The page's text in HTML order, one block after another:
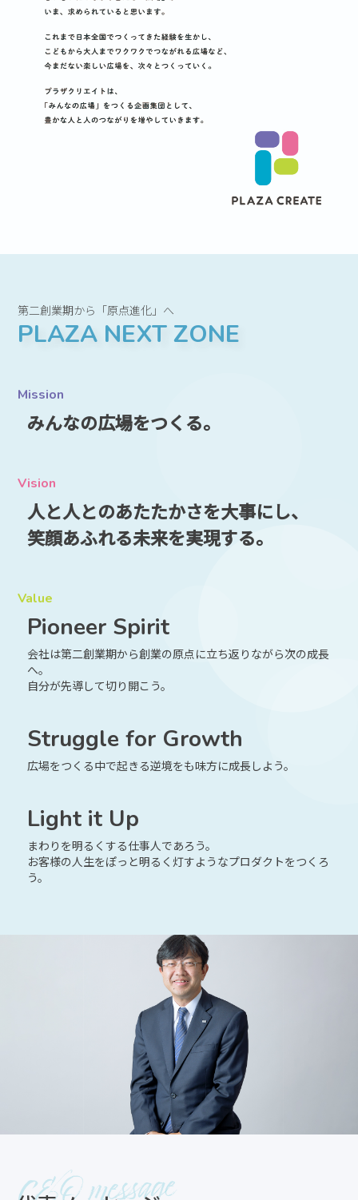
第二創業期から「原点進化」へ
PLAZA NEXT ZONE
Mission
みんなの広場をつくる。
Vision
人と人とのあたたかさを大事にし、
笑顔あふれる未来を実現する。
Value
Pioneer Spirit
会社は第二創業期から創業の原点に立ち返りながら次の成長
へ。
自分が先導して切り開こう。
Struggle for Growth
広場をつくる中で起きる逆境をも味方に成長しよう。
Light it Up
まわりを明るくする仕事人であろう。
お客様の人生をぽっと明るく灯すようなプロダクトをつくろ
う。